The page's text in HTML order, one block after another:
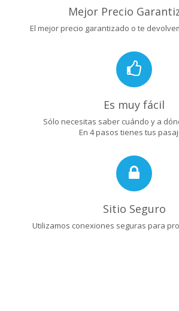
Mejor Precio
El mejor precio garantizado o te
Es muy fácil
Sólo necesitas saber cuándo y a
En 4 pasos tienes tus
Sitio Seguro
Utilizamos conexiones seguras para